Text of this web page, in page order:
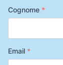
Cognome *
Email *